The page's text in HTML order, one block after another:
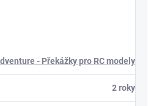
- Překážky pro RC modely
2 roky